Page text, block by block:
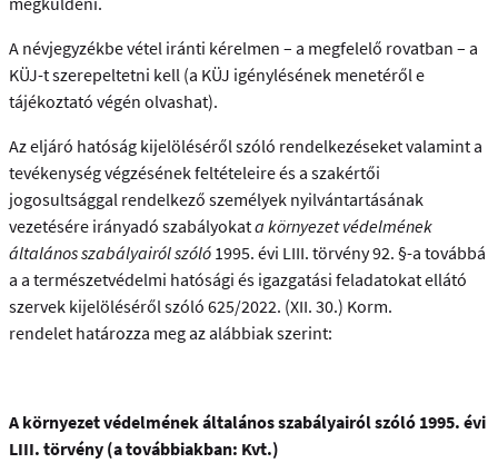
A névjegyzékbe vétel iránti kérelmen – a megfelelő rovatban – a
KÜJ-t szerepeltetni kell (a KÜJ igénylésének menetéről e
tájékoztató végén olvashat).
Az eljáró hatóság kijelöléséről szóló rendelkezéseket valamint a
tevékenység végzésének feltételeire és a szakértői
jogosultsággal rendelkező személyek nyilvántartásának
vezetésére irányadó szabályokata környezet védelmének
általános szabályairól szóló 1995. évi LIII. törvény 92. §-a továbbá
a a természetvédelmi hatósági és igazgatási feladatokat ellátó
szervek kijelöléséről szóló 625/2022. (XII. 30.) Korm.
rendelet határozza meg az alábbiak szerint:
A környezet védelmének általános szabályairól szóló 1995. évi
LIII. törvény (a továbbiakban: Kvt.)